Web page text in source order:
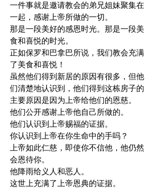
一件事就是邀请教会的弟兄姐妹聚集在
一起，感谢上帝所做的一切。
那是一段美好的感恩时光。那是一段美
食和喜悦的时光。
正如保罗和巴拿巴所说，我们教会充满
了美食和喜悦！
虽然他们得到新居的原因有很多，但他
们清楚地认识到，他们得到这栋房子的
主要原因是因为上帝给他们的恩慈。
他们公开感谢上帝他自己所做的。
他们认识到上帝赐福的证据。
你认识到上帝在你生命中的手吗？
上帝如此仁慈，即使你不信他，他仍然
会恩待你。
他降雨给义人和恶人。
这世上充满了上帝恩典的证据。